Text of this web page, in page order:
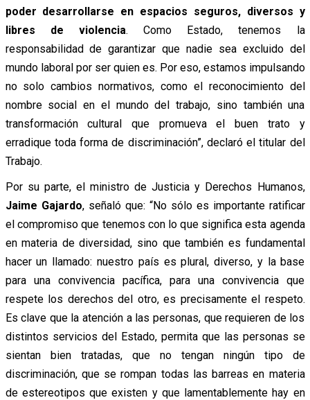
poder desarrollarse en espacios seguros, diversos y
libres de violencia. Como Estado, tenemos la
responsabilidad de garantizar que nadie sea excluido del
mundo laboral por ser quien es. Por eso, estamos impulsando
no solo cambios normativos, como el reconocimiento del
nombre social en el mundo del trabajo, sino también una
transformación cultural que promueva el buen trato y
erradique toda forma de discriminación”, declaró el titular del
Trabajo.
Por su parte, el ministro de Justicia y Derechos Humanos,
Jaime Gajardo, señaló que: “No sólo es importante ratificar
el compromiso que tenemos con lo que significa esta agenda
en materia de diversidad, sino que también es fundamental
hacer un llamado: nuestro país es plural, diverso, y la base
para una convivencia pacífica, para una convivencia que
respete los derechos del otro, es precisamente el respeto.
Es clave que la atención a las personas, que requieren de los
distintos servicios del Estado, permita que las personas se
sientan bien tratadas, que no tengan ningún tipo de
discriminación, que se rompan todas las barreas en materia
de estereotipos que existen y que lamentablemente hay en